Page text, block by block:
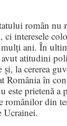
român nu
ci interesele
mulți ani. În
avut atitudini
și, la cererea
România în
este prietenă a
românilor din
Ucrainei.